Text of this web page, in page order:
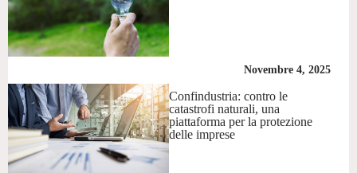
Novembre 4, 2025
Confindustria: contro le
catastrofi naturali, una
piattaforma per la protezione
delle imprese